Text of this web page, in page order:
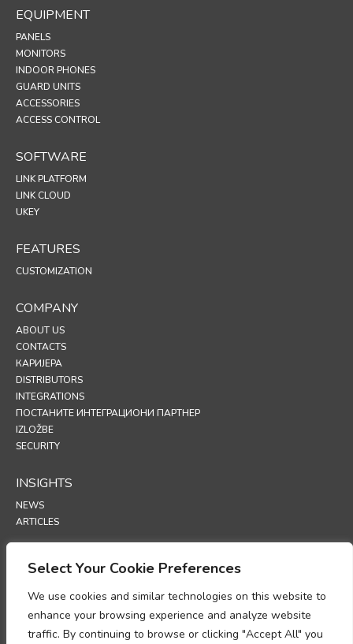
Select Your Cookie Preferences
We use cookies and similar technologies on this website to
enhance your browsing experience and analyze website
traffic. By continuing to browse or clicking "Accept All" you
EQUIPMENT
PANELS
MONITORS
INDOOR PHONES
GUARD UNITS
ACCESSORIES
ACCESS CONTROL
SOFTWARE
LINK PLATFORM
LINK CLOUD
UKEY
FEATURES
CUSTOMIZATION
COMPANY
ABOUT US
CONTACTS
КАРИЈЕРА
DISTRIBUTORS
INTEGRATIONS
ПОСТАНИТЕ ИНТЕГРАЦИОНИ ПАРТНЕР
IZLOŽBE
SECURITY
INSIGHTS
NEWS
ARTICLES
SUPPORT
POLICIES
ПОЛИТИКА ПРИВАТНОСТИ